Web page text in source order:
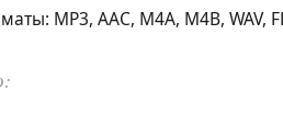
MP3, AAC, M4A, M4B, WAV,